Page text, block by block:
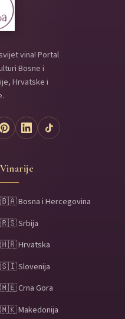
vina! Portal
Bosne i
Hrvatske i
Vinarije
🇧🇦 Bosna i Hercegovina
🇷🇸 Srbija
🇭🇷 Hrvatska
🇸🇮 Slovenija
🇲🇪 Crna Gora
🇲🇰 Makedonija